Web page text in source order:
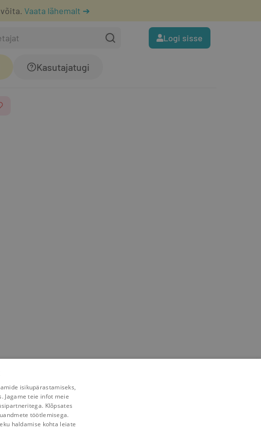
Vaata lähemalt ➔
Logi sisse
Kasutajatugi
isikupärastamiseks,
Jagame teie infot meie
Klõpsates
töötlemisega.
haldamise kohta leiate